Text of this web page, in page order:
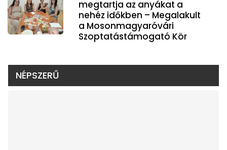
megtartja az anyákat a
nehéz időkben – Megalakult
a Mosonmagyaróvári
Szoptatástámogató Kör
NÉPSZERŰ